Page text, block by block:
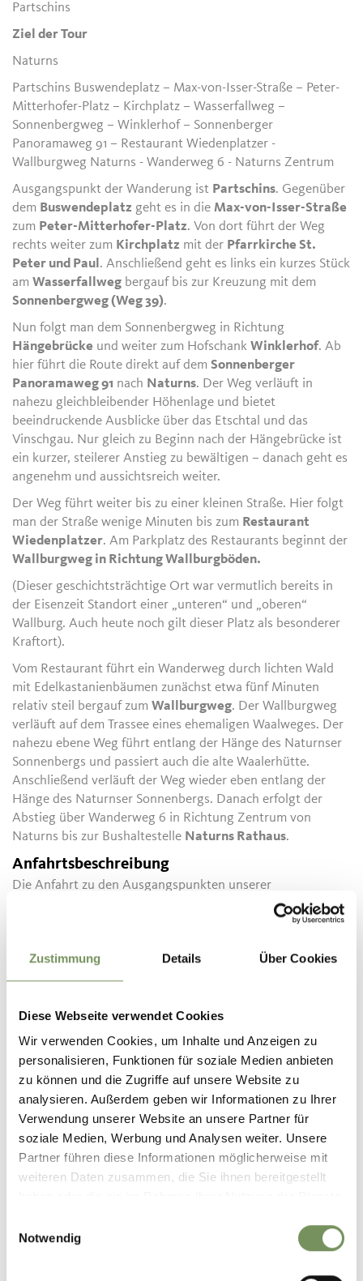
Zustimmung Details Über Cookies
Diese Webseite verwendet Cookies
Wir verwenden Cookies, um Inhalte und Anzeigen zu
personalisieren, Funktionen für soziale Medien anbieten
zu können und die Zugriffe auf unsere Website zu
analysieren. Außerdem geben wir Informationen zu Ihrer
Verwendung unserer Website an unsere Partner für
soziale Medien, Werbung und Analysen weiter. Unsere
Partner führen diese Informationen möglicherweise mit
weiteren Daten zusammen, die Sie ihnen bereitgestellt
Notwendig
Partschins
Ziel der Tour
Naturns
Partschins Buswendeplatz – Max-von-Isser-Straße – Peter-
Mitterhofer-Platz – Kirchplatz – Wasserfallweg –
Sonnenbergweg – Winklerhof – Sonnenberger
Panoramaweg 91 – Restaurant Wiedenplatzer -
Wallburgweg Naturns - Wanderweg 6 - Naturns Zentrum
Ausgangspunkt der Wanderung ist Partschins. Gegenüber
dem Buswendeplatz geht es in dieMax-von-Isser-Straße
zum Peter-Mitterhofer-Platz. Von dort führt der Weg
rechts weiter zum Kirchplatz mit der Pfarrkirche St.
Peter und Paul . Anschließend geht es links ein kurzes Stück
amWasserfallweg bergauf bis zur Kreuzung mit dem
Sonnenbergweg (Weg 39).
Nun folgt man dem Sonnenbergweg in Richtung
Hängebrücke und weiter zum HofschankWinklerhof. Ab
hier führt die Route direkt auf demSonnenberger
Panoramaweg 91 nach Naturns. Der Weg verläuft in
nahezu gleichbleibender Höhenlage und bietet
beeindruckende Ausblicke über das Etschtal und das
Vinschgau. Nur gleich zu Beginn nach der Hängebrücke ist
ein kurzer, steilerer Anstieg zu bewältigen – danach geht es
angenehm und aussichtsreich weiter.
Der Weg führt weiter bis zu einer kleinen Straße. Hier folgt
man der Straße wenige Minuten bis zum Restaurant
Wiedenplatzer. Am Parkplatz des Restaurants beginnt der
Wallburgweg in Richtung Wallburgböden.
(Dieser geschichtsträchtige Ort war vermutlich bereits in
der Eisenzeit Standort einer „unteren“ und „oberen“
Wallburg. Auch heute noch gilt dieser Platz als besonderer
Kraftort).
Vom Restaurant führt ein Wanderweg durch lichten Wald
mit Edelkastanienbäumen zunächst etwa fünf Minuten
relativ steil bergauf zumWallburgweg. Der Wallburgweg
verläuft auf dem Trassee eines ehemaligen Waalweges. Der
nahezu ebene Weg führt entlang der Hänge des Naturnser
Sonnenbergs und passiert auch die alte Waalerhütte.
Anschließend verläuft der Weg wieder eben entlang der
Hänge des Naturnser Sonnenbergs. Danach erfolgt der
Abstieg über Wanderweg 6 in Richtung Zentrum von
Naturns bis zur Bushaltestelle Naturns Rathaus.
Anfahrtsbeschreibung
Die Anfahrt zu den Ausgangspunkten unserer
Wandertouren erfolgt umweltfreundlich und bequem mit
Bus und Bahn. Mit dem Südtirol Guest Pass nutzen Sie alle
ohne Parkplatzsuche. Tipp: Fahrpläne und Verbindungen
finden Sie unter www.suedtirolmobil.info.
Schutz des Naherholungsgebietes empfehlen wir die
Anreise mit öffentlichen Verkehrsmitteln. Vielen Dank für
Ihren Beitrag!
Öffentliche Verkehrsmittel
Fahrplansuche: https://www.suedtirolmobil.info/de/
Infos zur Tour
Länge 9,4 km